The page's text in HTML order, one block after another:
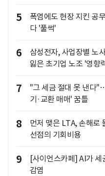
5
폭염에도 현장 지킨 공
다 '풀썩'
6
삼성전자, 사업장별 노
잃은 초기업 노조 '영향
7
"그 세금 절대 못 낸다
기·교환 매매' 꿈틀
8
먼저 맺은 LTA, 손해
선점의 기회비용
9
[사이언스카페] AI가 세
감염